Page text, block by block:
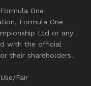
One
Formula One
Ltd or any
with the official
their shareholders.
Fair